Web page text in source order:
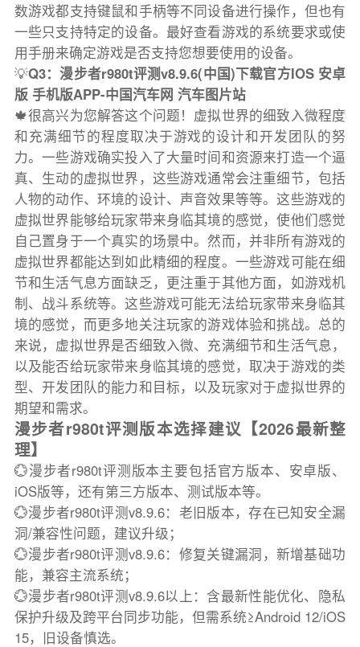
数游戏都支持键鼠和手柄等不同设备进行操作，但也有
一些只支持特定的设备。最好查看游戏的系统要求或使
用手册来确定游戏是否支持您想要使用的设备。
💡Q3：漫步者r980t评测v8.9.6(中国)下载官方IOS 安卓
版 手机版APP-中国汽车网 汽车图片站
🍁很高兴为您解答这个问题！虚拟世界的细致入微程度
和充满细节的程度取决于游戏的设计和开发团队的努
力。一些游戏确实投入了大量时间和资源来打造一个逼
真、生动的虚拟世界，这些游戏通常会注重细节，包括
人物的动作、环境的设计、声音效果等等。这些游戏的
虚拟世界能够给玩家带来身临其境的感觉，使他们感觉
自己置身于一个真实的场景中。然而，并非所有游戏的
虚拟世界都能达到如此精细的程度。一些游戏可能在细
节和生活气息方面缺乏，更注重于其他方面，如游戏机
制、战斗系统等。这些游戏可能无法给玩家带来身临其
境的感觉，而更多地关注玩家的游戏体验和挑战。总的
来说，虚拟世界是否细致入微、充满细节和生活气息，
以及能否给玩家带来身临其境的感觉，取决于游戏的类
型、开发团队的能力和目标，以及玩家对于虚拟世界的
期望和需求。
漫步者r980t评测版本选择建议【2026最新整
理】
💮漫步者r980t评测版本主要包括官方版本、安卓版、
iOS版等，还有第三方版本、测试版本等。
💮漫步者r980t评测v8.9.6：老旧版本，存在已知安全漏
洞/兼容性问题，建议升级；
💮漫步者r980t评测v8.9.6：修复关键漏洞，新增基础功
能，兼容主流系统；
💮漫步者r980t评测v8.9.6以上：含最新性能优化、隐私
保护升级及跨平台同步功能，但需系统≥Android 12/iOS
15，旧设备慎选。